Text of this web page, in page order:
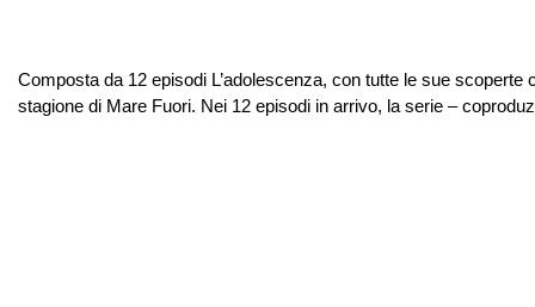
Composta da 12 episodi L’adolescenza, con tutte le sue
stagione di Mare Fuori. Nei 12 episodi in arrivo, la serie –